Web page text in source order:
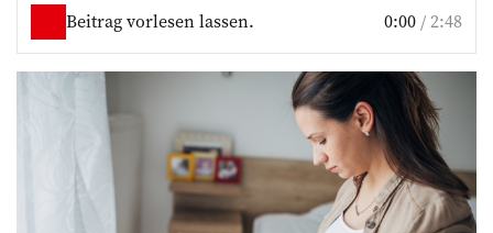
Beitrag vorlesen lassen. 0:00 /2:48